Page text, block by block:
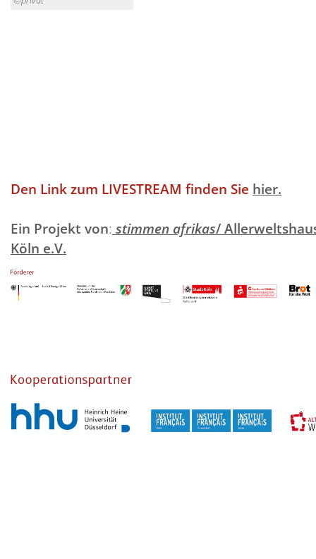
Den Link zum LIVESTREAM finden Sie hier.
Ein Projekt von: stimmen afrikas/
Köln e.V.